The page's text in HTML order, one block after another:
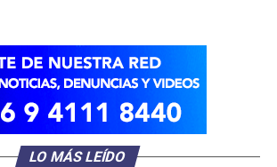
LO MÁS LEÍDO